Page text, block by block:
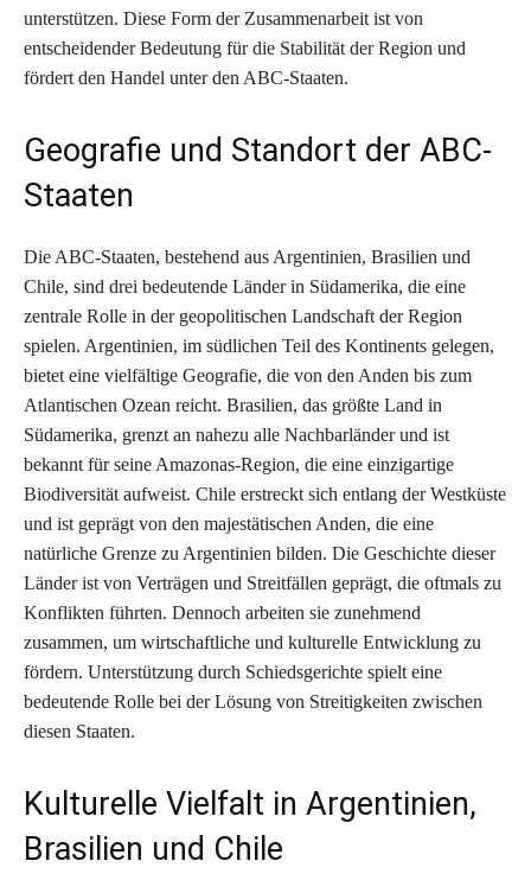
unterstützen. Diese Form der Zusammenarbeit ist von
entscheidender Bedeutung für die Stabilität der Region und
fördert den Handel unter den ABC-Staaten.
Geografie und Standort der ABC-
Staaten
Die ABC-Staaten, bestehend aus Argentinien, Brasilien und
Chile, sind drei bedeutende Länder in Südamerika, die eine
zentrale Rolle in der geopolitischen Landschaft der Region
spielen. Argentinien, im südlichen Teil des Kontinents gelegen,
bietet eine vielfältige Geografie, die von den Anden bis zum
Atlantischen Ozean reicht. Brasilien, das größte Land in
Südamerika, grenzt an nahezu alle Nachbarländer und ist
bekannt für seine Amazonas-Region, die eine einzigartige
Biodiversität aufweist. Chile erstreckt sich entlang der Westküste
und ist geprägt von den majestätischen Anden, die eine
natürliche Grenze zu Argentinien bilden. Die Geschichte dieser
Länder ist von Verträgen und Streitfällen geprägt, die oftmals zu
Konflikten führten. Dennoch arbeiten sie zunehmend
zusammen, um wirtschaftliche und kulturelle Entwicklung zu
fördern. Unterstützung durch Schiedsgerichte spielt eine
bedeutende Rolle bei der Lösung von Streitigkeiten zwischen
diesen Staaten.
Kulturelle Vielfalt in Argentinien,
Brasilien und Chile